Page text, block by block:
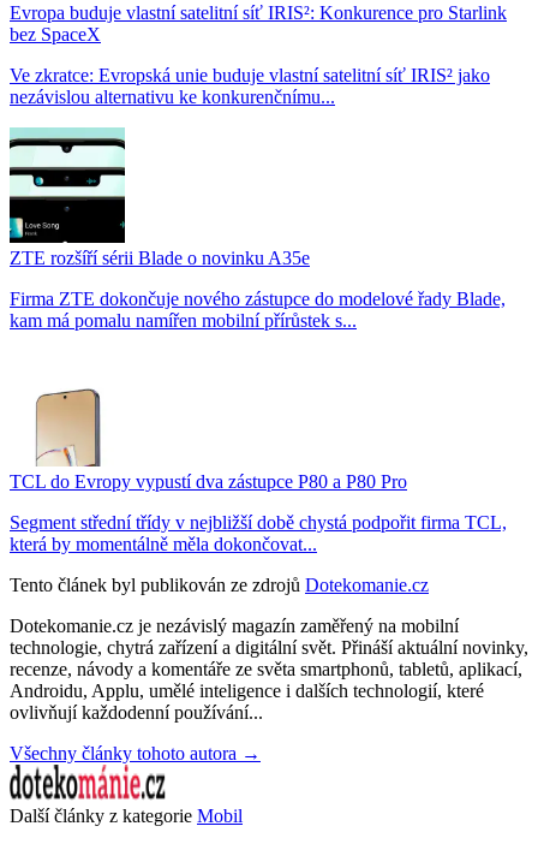
Evropa buduje vlastní satelitní síť IRIS²: Konkurence pro Starlink
bez SpaceX
Ve zkratce: Evropská unie buduje vlastní satelitní síť IRIS² jako
nezávislou alternativu ke konkurenčnímu...
ZTE rozšíří sérii Blade o novinku A35e
Firma ZTE dokončuje nového zástupce do modelové řady Blade,
kam má pomalu namířen mobilní přírůstek s...
TCL do Evropy vypustí dva zástupce P80 a P80 Pro
Segment střední třídy v nejbližší době chystá podpořit firma TCL,
která by momentálně měla dokončovat...
Tento článek byl publikován ze zdrojů Dotekomanie.cz
Dotekomanie.cz je nezávislý magazín zaměřený na mobilní
technologie, chytrá zařízení a digitální svět. Přináší aktuální novinky,
recenze, návody a komentáře ze světa smartphonů, tabletů, aplikací,
Androidu, Applu, umělé inteligence i dalších technologií, které
ovlivňují každodenní používání...
Všechny články tohoto autora →
Další články z kategorie Mobil